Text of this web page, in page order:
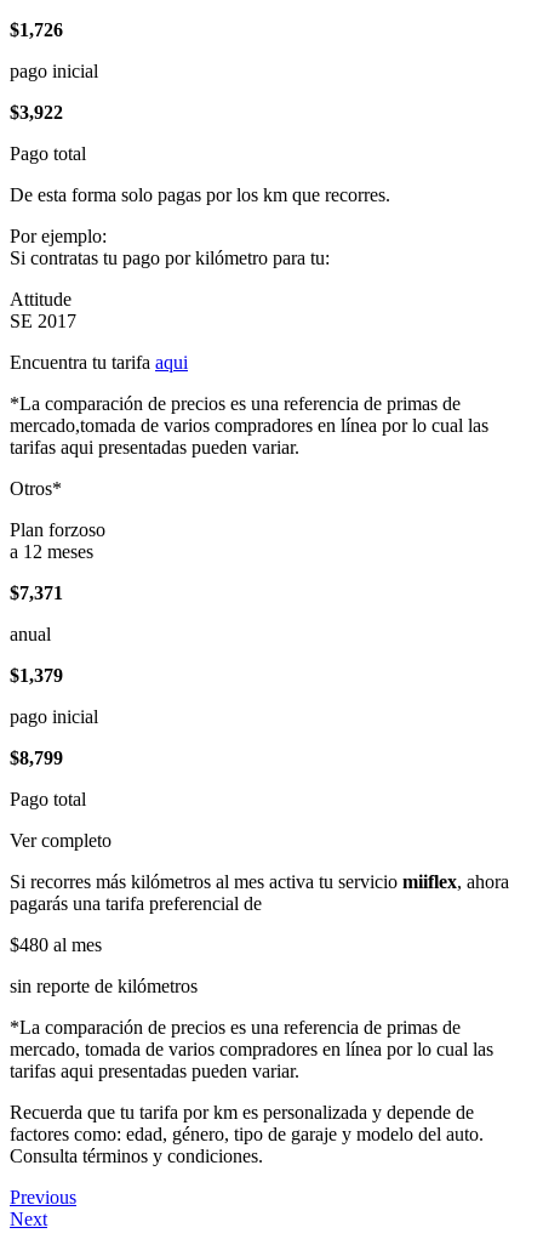
$1,726
pago inicial
$3,922
Pago total
De esta forma solo pagas por los km que recorres.
Por ejemplo:
Si contratas tu pago por kilómetro para tu:
Attitude
SE 2017
Encuentra tu tarifa aqui
*La comparación de precios es una referencia de primas de
mercado,tomada de varios compradores en línea por lo cual las
tarifas aqui presentadas pueden variar.
Otros*
Plan forzoso
a 12 meses
$7,371
anual
$1,379
pago inicial
$8,799
Pago total
Ver completo
Si recorres más kilómetros al mes activa tu servicio miiflex, ahora
pagarás una tarifa preferencial de
$480 al mes
sin reporte de kilómetros
*La comparación de precios es una referencia de primas de
mercado, tomada de varios compradores en línea por lo cual las
tarifas aqui presentadas pueden variar.
Recuerda que tu tarifa por km es personalizada y depende de
factores como: edad, género, tipo de garaje y modelo del auto.
Consulta términos y condiciones.
Previous
Next